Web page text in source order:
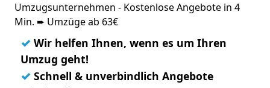
Umzugsunternehmen - Kostenlose Angebote in 4
Min. ➨ Umzüge ab 63€
✓ Wir helfen Ihnen, wenn es um Ihren
Umzug geht!
✓ Schnell & unverbindlich Angebote